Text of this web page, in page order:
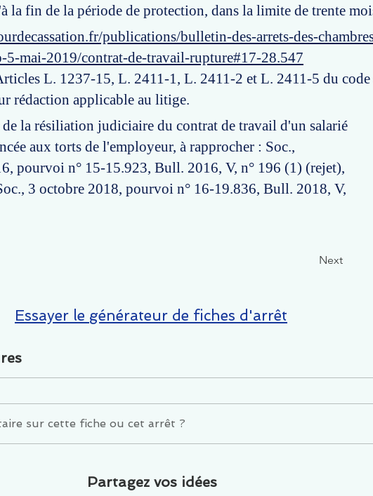
la fin de la période de protection, dans la limite de trente
publications/bulletin-des-arrets-des-
5-mai-2019/contrat-de-travail-rupture#17-28.547
L. 1237-15, L. 2411-1, L. 2411-2 et L. 2411-5 du code
rédaction applicable au litige.
de la résiliation judiciaire du contrat de travail d'un salarié
aux torts de l'employeur, à rapprocher : Soc.,
pourvoi n° 15-15.923, Bull. 2016, V, n° 196 (1) (rejet),
3 octobre 2018, pourvoi n° 16-19.836, Bull. 2018, V,
Next
Essayer le générateur de fiches d'arrêt
sur cette fiche ou cet arrêt ?
Partagez vos idées